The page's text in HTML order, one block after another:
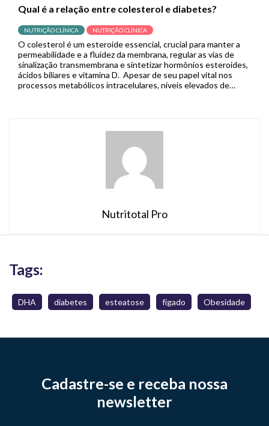
Qual é a relação entre colesterol e diabetes?
NUTRIÇÃO CLÍNICA NUTRIÇÃO CLÍNICA
O colesterol é um esteroide essencial, crucial para manter a
permeabilidade e a fluidez da membrana, regular as vias de
sinalização transmembrana e sintetizar hormônios esteroides,
ácidos biliares e vitamina D. Apesar de seu papel vital nos
processos metabólicos intracelulares, níveis elevados de
Nutritotal Pro
Tags:
DHA diabetes esteatose fígado Obesidade
Cadastre-se e receba nossa
newsletter